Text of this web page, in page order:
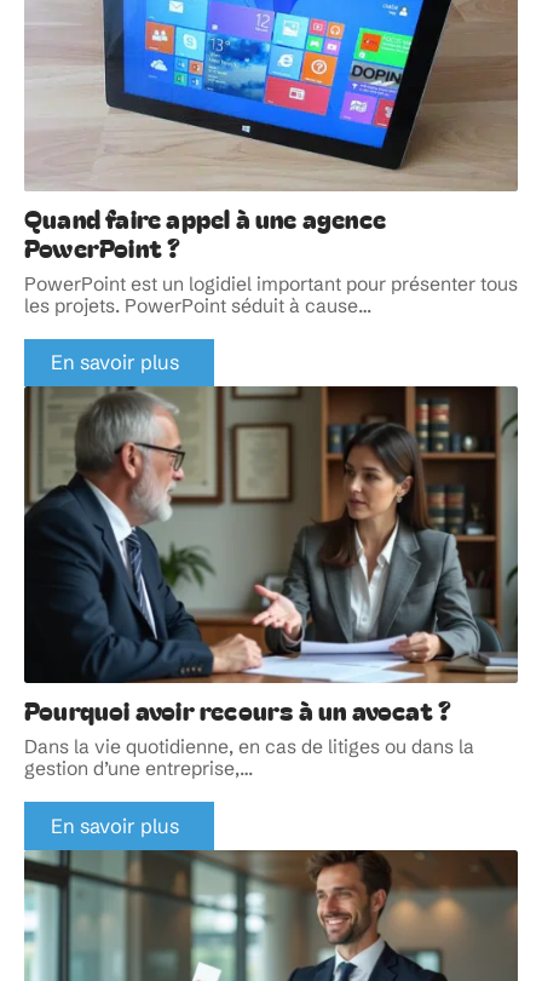
Quand faire appel à une agence
PowerPoint ?
PowerPoint est un logidiel important pour présenter tous
les projets. PowerPoint séduit à cause…
En savoir plus
Pourquoi avoir recours à un avocat ?
Dans la vie quotidienne, en cas de litiges ou dans la
gestion d’une entreprise,…
En savoir plus